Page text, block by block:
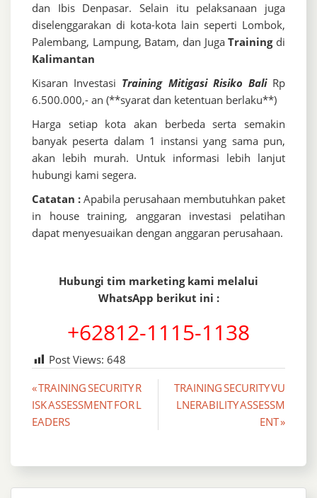
dan Ibis Denpasar. Selain itu pelaksanaan juga
diselenggarakan di kota-kota lain seperti Lombok,
Palembang, Lampung, Batam, dan JugaTrainingdi
Kalimantan
Kisaran Investasi Training Mitigasi Risiko Bali Rp
6.500.000,- an (**syarat dan ketentuan berlaku**)
Harga setiap kota akan berbeda serta semakin
banyak peserta dalam 1 instansi yang sama pun,
akan lebih murah. Untuk informasi lebih lanjut
hubungi kami segera.
Catatan : Apabila perusahaan membutuhkan paket
in house training, anggaran investasi pelatihan
dapat menyesuaikan dengan anggaran perusahaan.
Hubungi tim marketing kami melalui
WhatsApp berikut ini :
+62812-1115-1138
Post Views: 648
Post
navigation
« TRAINING SECURITY R
ISK ASSESSMENT FOR L
EADERS
TRAINING SECURITY VU
LNERABILITY ASSESSM
ENT »